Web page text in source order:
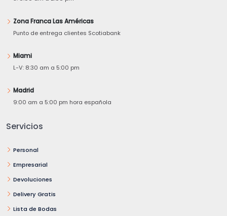
Zona Franca Las Américas
Punto de entrega clientes Scotiabank
Miami
L-V: 8:30 am a 5:00 pm
Madrid
9:00 am a 5:00 pm hora española
Servicios
Personal
Empresarial
Devoluciones
Delivery Gratis
Lista de Bodas